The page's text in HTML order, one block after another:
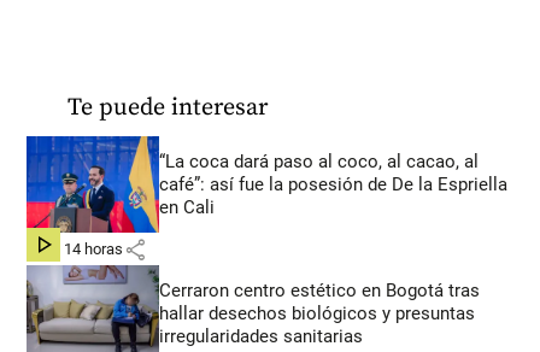
Te puede interesar
“La coca dará paso al coco, al cacao, al
café”: así fue la posesión de De la Espriella
en Cali
hace 14 horas share
Cerraron centro estético en Bogotá tras
hallar desechos biológicos y presuntas
irregularidades sanitarias